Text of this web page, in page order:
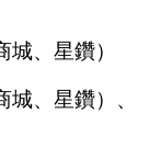
、星鑽）
、星鑽）、